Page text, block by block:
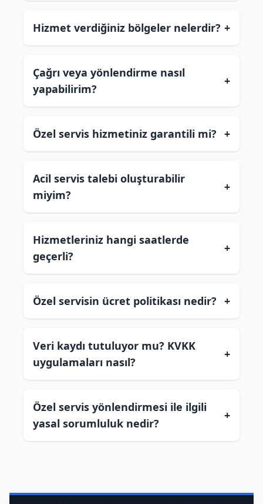
Hizmet verdiğiniz bölgeler nelerdir? +
Çağrı veya yönlendirme nasıl
yapabilirim?
+
Özel servis hizmetiniz garantili mi? +
Acil servis talebi oluşturabilir
miyim?
+
Hizmetleriniz hangi saatlerde
geçerli?
+
Özel servisin ücret politikası nedir? +
Veri kaydı tutuluyor mu? KVKK
uygulamaları nasıl?
+
Özel servis yönlendirmesi ile ilgili
yasal sorumluluk nedir?
+